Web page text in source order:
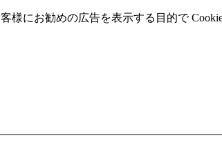
様にお勧めの広告を表⽰する⽬的で